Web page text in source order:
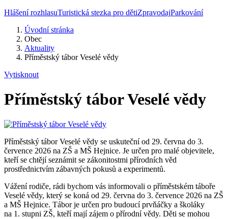
Hlášení rozhlasuTuristická stezka pro dětiZpravodajParkování
Úvodní stránka
Obec
Aktuality
Příměstský tábor Veselé vědy
Vytisknout
Příměstský tábor Veselé vědy
Příměstský tábor Veselé vědy se uskuteční od 29. června do 3.
července 2026 na ZŠ a MŠ Hejnice. Je určen pro malé objevitele,
kteří se chtějí seznámit se zákonitostmi přírodních věd
prostřednictvím zábavných pokusů a experimentů.
Vážení rodiče, rádi bychom vás informovali o příměstském táboře
Veselé vědy, který se koná od 29. června do 3. července 2026 na ZŠ
a MŠ Hejnice. Tábor je určen pro budoucí prvňáčky a školáky
na 1. stupni ZŠ, kteří mají zájem o přírodní vědy. Děti se mohou